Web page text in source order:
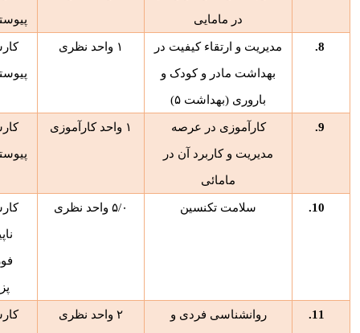
در مامایی
8. مدیریت و ارتقاء کیفیت در
بهداشت مادر و کودک و
باروری (بهداشت ۵)
۱ واحد نظری
9. کارآموزی در عرصه
مدیریت و کاربرد آن در
مامائی
۱ واحد کارآموزی
10. سلامت تکنسین ۵/۰ واحد نظری
11. روانشناسی فردی و ۲ واحد نظری